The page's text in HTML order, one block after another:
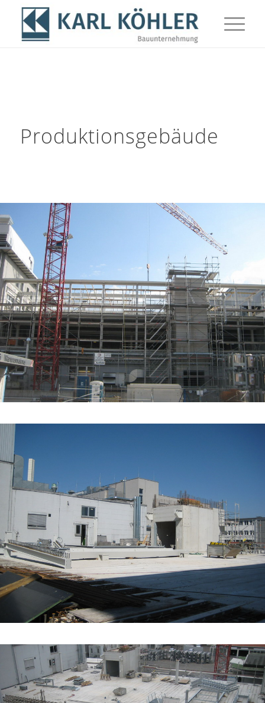
Produktionsgebäude